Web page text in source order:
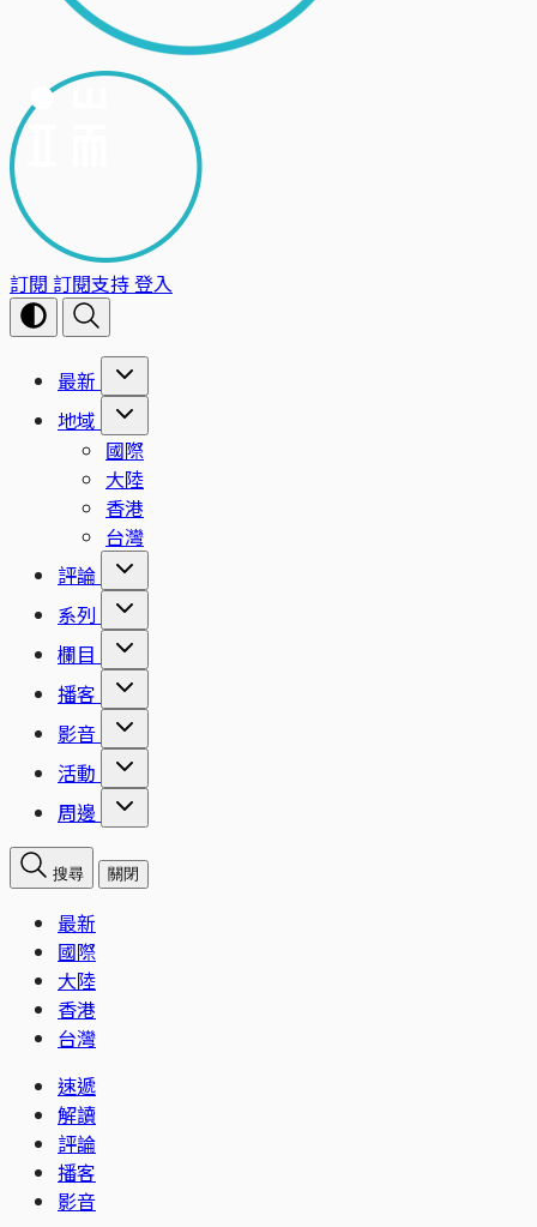
訂閱 訂閱支持登入
最新
地域
國際
大陸
香港
台灣
評論
系列
欄目
播客
影音
活動
周邊
搜尋 關閉
最新
國際
大陸
香港
台灣
速遞
解讀
評論
播客
影音